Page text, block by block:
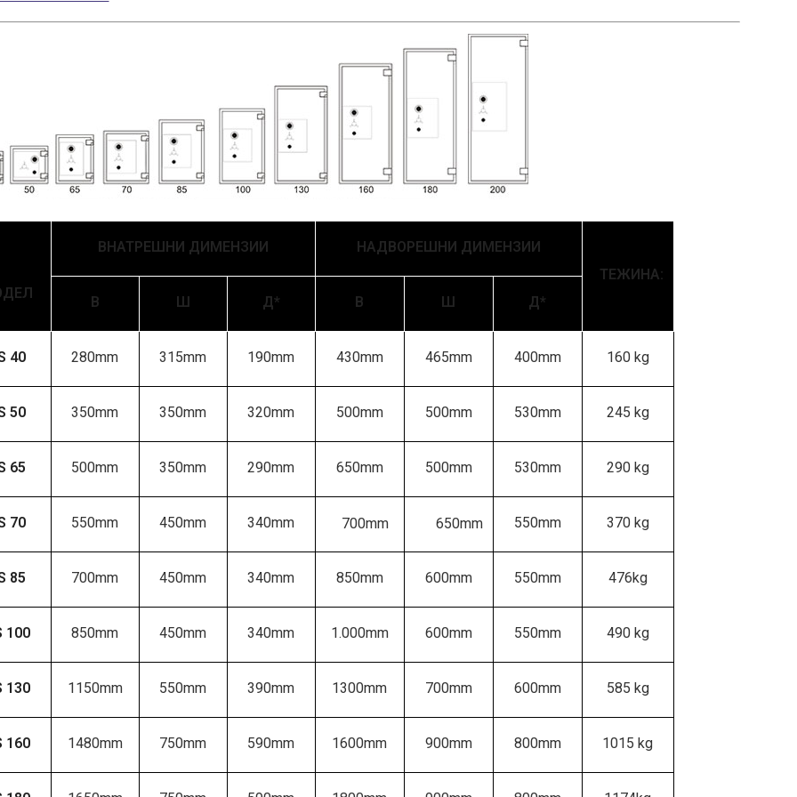
ВНАТРЕШНИ ДИМЕНЗИИ
НАДВОРЕШНИ ДИМЕНЗИИ
ТЕЖИНА:
В
Ш Д* В Ш Д*
40 280mm 315mm 190mm 430mm 465mm 400mm 160 kg
50 350mm 350mm 320mm 500mm 500mm 530mm 245 kg
65 500mm 350mm 290mm 650mm 500mm 530mm 290 kg
70 550mm 450mm 340mm 700mm 650mm 550mm 370 kg
85 700mm 450mm 340mm 850mm 600mm 550mm 476kg
100 850mm 450mm 340mm 1.000mm 600mm 550mm 490 kg
130 1150mm 550mm 390mm 1300mm 700mm 600mm 585 kg
160 1480mm 750mm 590mm 1600mm 900mm 800mm 1015 kg